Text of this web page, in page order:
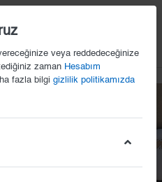
veya reddedeceğinize
zaman Hesabım
fazla bilgi gizlilik politikamızda